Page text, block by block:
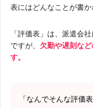
表にはどんなことが書か
「評価表」は、派遣会
ですが、 欠勤や遅刻な
す。
「なんでそんな評価